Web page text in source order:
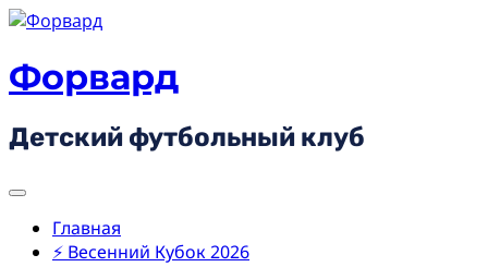
Skip
content
Форвард
Детский футбольный клуб
Главная
⚡ Весенний Кубок 2026